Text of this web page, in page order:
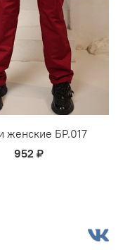
женские БР.017
952 ₽